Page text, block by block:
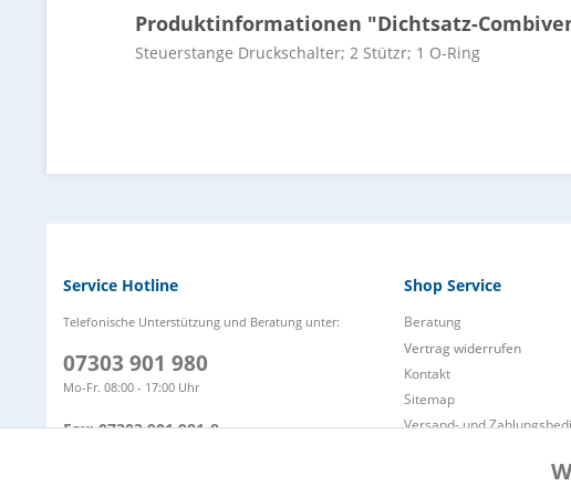
Produktinformationen "Dichtsatz-
Steuerstange Druckschalter; 2 Stützr; 1 O-Ring
Service Hotline
Telefonische Unterstützung und Beratung unter:
07303 901 980
Mo-Fr. 08:00 - 17:00 Uhr
Fax: 07303 901 981-8
Shop Service
Beratung
Vertrag widerrufen
Kontakt
Sitemap
Versand- und